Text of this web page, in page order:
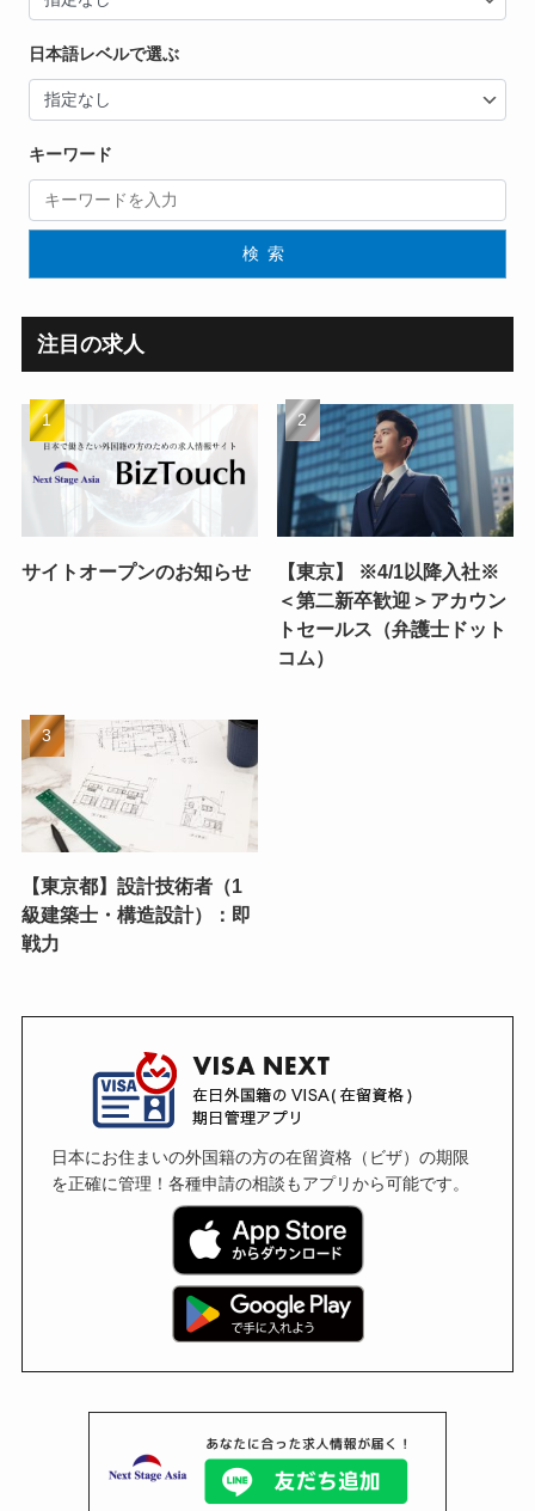
日本語レベルで選ぶ
キーワード
検索
注目の求人
サイトオープンのお知らせ
【東京】 ※4/1以降入社※
＜第二新卒歓迎＞アカウン
トセールス（弁護士ドット
コム）
【東京都】設計技術者（1
級建築士・構造設計）：即
戦力
日本にお住まいの外国籍の方の在留資格（ビザ）の期限
を正確に管理！各種申請の相談もアプリから可能です。